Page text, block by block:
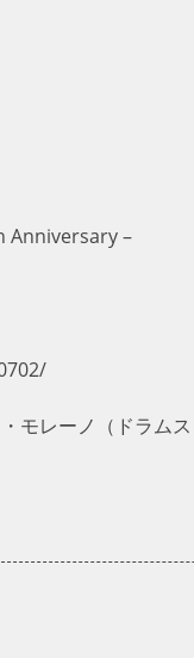
–
モレーノ（ドラム